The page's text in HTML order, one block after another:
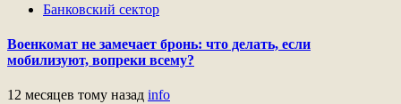
Банковский сектор
Военкомат не замечает бронь: что делать, если
мобилизуют, вопреки всему?
12 месяцев тому назад info